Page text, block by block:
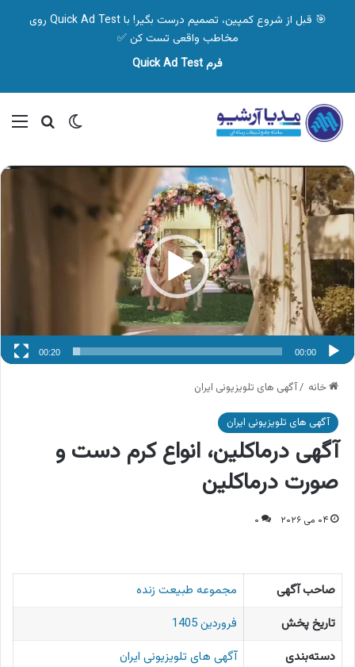
🎯 قبل از شروع کمپین، تصمیم درست بگیر! با Quick Ad Test روی
مخاطب واقعی تست کن ✅
فرم Quick Ad Test
تغییر پوسته
نمایشگر
ویدیو
00:00
00:20
خانه /آگهی های تلویزیونی ایران
آگهی های تلویزیونی ایران
آگهی درماکلین، انواع کرم دست و
صورت درماکلین
۰۴ می ۲۰۲۶ ۰
صاحب آگهی
مجموعه طبیعت زنده
تاریخ پخش
فروردین 1405
دسته‌بندی
آگهی های تلویزیونی ایران